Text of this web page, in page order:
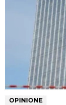
OPINIONE